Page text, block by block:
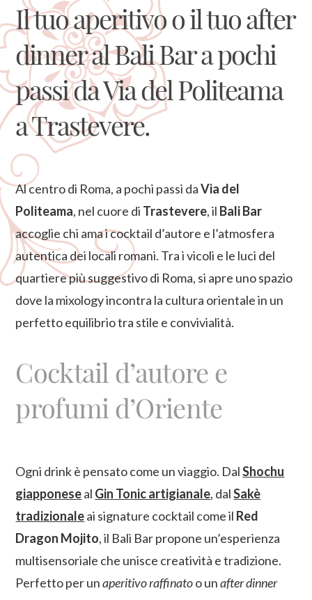
Il tuo aperitivo o il tuo after
dinner al Bali Bar a pochi
passi da Via del Politeama
a Trastevere.
Al centro di Roma, a pochi passi daVia del
Politeama, nel cuore di Trastevere, il Bali Bar
accoglie chi ama i cocktail d’autore e l’atmosfera
autentica dei locali romani. Tra i vicoli e le luci del
quartiere più suggestivo di Roma, si apre uno spazio
dove la mixology incontra la cultura orientale in un
perfetto equilibrio tra stile e convivialità.
Cocktail d’autore e
profumi d’Oriente
Ogni drink è pensato come un viaggio. DalShochu
giapponeseal Gin Tonic artigianale, dalSakè
tradizionaleai signature cocktail come il Red
Dragon Mojito, il Bali Bar propone un’esperienza
multisensoriale che unisce creatività e tradizione.
Perfetto per unaperitivo raffinatoo unafter dinner